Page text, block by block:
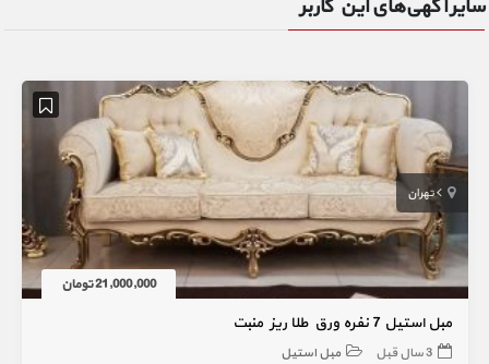
سایر آگهی‌های این کاربر
تهران
21,000,000 تومان
مبل استیل 7 نفره ورق طلا ریز منبت
3 سال قبل مبل استیل